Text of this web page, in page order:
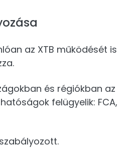
az XTB működését is
és régiókban az
felügyelik: FCA,